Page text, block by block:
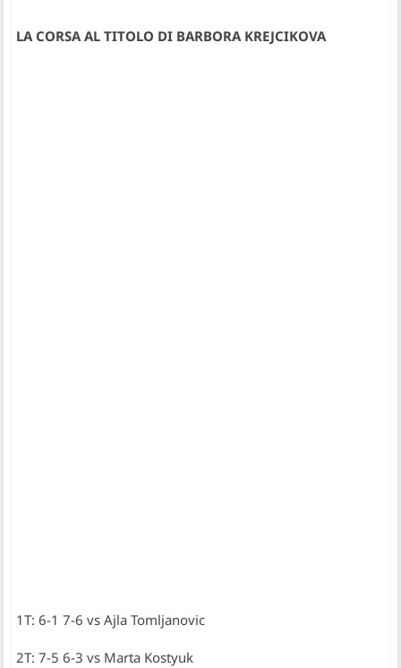
LA CORSA AL TITOLO DI BARBORA KREJCIKOVA
1T: 6-1 7-6 vs Ajla Tomljanovic
2T: 7-5 6-3 vs Marta Kostyuk